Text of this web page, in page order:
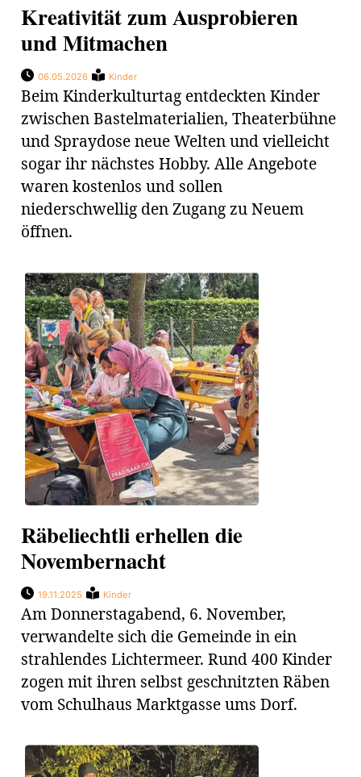
Kreativität zum Ausprobieren
und Mitmachen
06.05.2026 Kinder
Beim Kinderkulturtag entdeckten Kinder
zwischen Bastelmaterialien, Theaterbühne
und Spraydose neue Welten und vielleicht
sogar ihr nächstes Hobby. Alle Angebote
waren kostenlos und sollen
niederschwellig den Zugang zu Neuem
öffnen.
Räbeliechtli erhellen die
Novembernacht
19.11.2025 Kinder
Am Donnerstagabend, 6. November,
verwandelte sich die Gemeinde in ein
strahlendes Lichtermeer. Rund 400 Kinder
zogen mit ihren selbst geschnitzten Räben
vom Schulhaus Marktgasse ums Dorf.